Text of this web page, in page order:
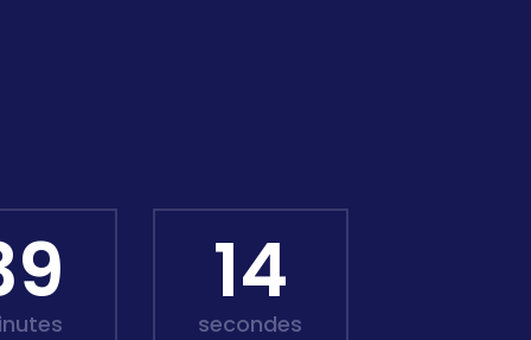
12
secondes